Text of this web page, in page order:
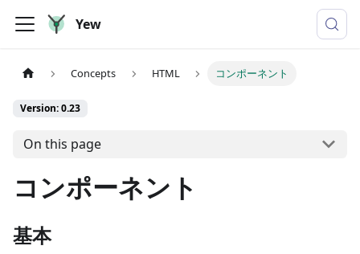
Yew
Concepts HTML コンポーネント
Version: 0.23
On this page
コンポーネント
基本